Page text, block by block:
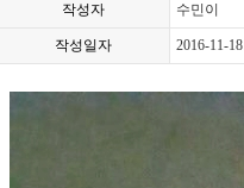
작성자 수민이
작성일자 2016-11-18